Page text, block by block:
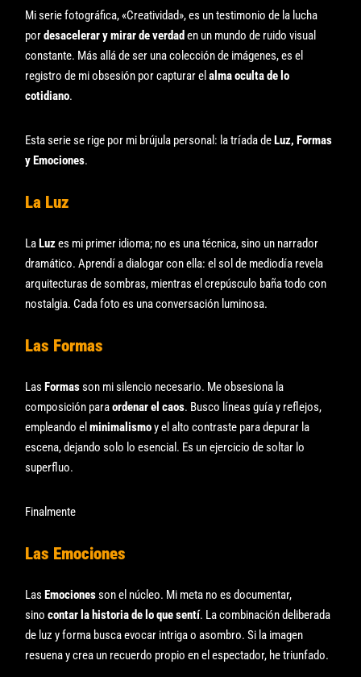
Mi serie fotográfica, «Creatividad», es un testimonio de la lucha
pordesacelerar y mirar de verdad en un mundo de ruido visual
constante. Más allá de ser una colección de imágenes, es el
registro de mi obsesión por capturar elalma oculta de lo
cotidiano.
Esta serie se rige por mi brújula personal: la tríada deLuz, Formas
y Emociones.
La Luz
LaLuzes mi primer idioma; no es una técnica, sino un narrador
dramático. Aprendí a dialogar con ella: el sol de mediodía revela
arquitecturas de sombras, mientras el crepúsculo baña todo con
nostalgia. Cada foto es una conversación luminosa.
Las Formas
LasFormasson mi silencio necesario. Me obsesiona la
composición paraordenar el caos. Busco líneas guía y reflejos,
empleando elminimalismoy el alto contraste para depurar la
escena, dejando solo lo esencial. Es un ejercicio de soltar lo
superfluo.
Finalmente
Las Emociones
LasEmocionesson el núcleo. Mi meta no es documentar,
sinocontar la historia de lo que sentí. La combinación deliberada
de luz y forma busca evocar intriga o asombro. Si la imagen
resuena y crea un recuerdo propio en el espectador, he triunfado.